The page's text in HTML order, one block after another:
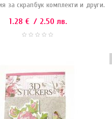
за скрапбук комплекти и други.
1.28 € / 2.50 лв.